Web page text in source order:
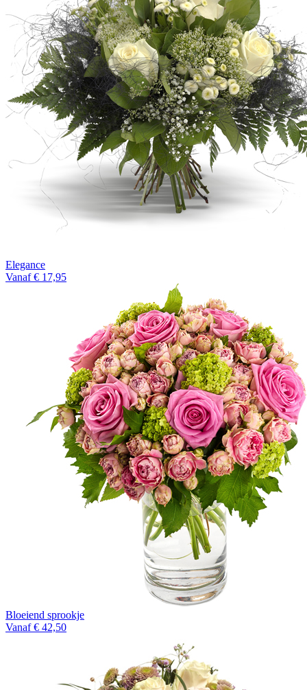
Elegance
Vanaf € 17,95
Bloeiend sprookje
Vanaf € 42,50